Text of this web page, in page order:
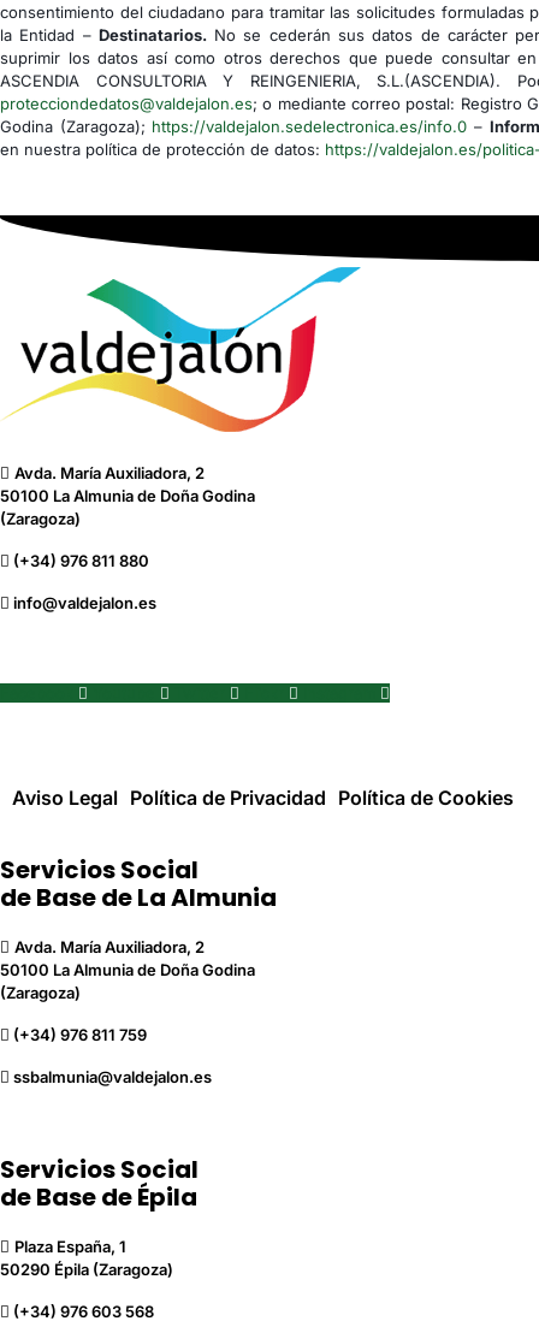
consentimiento del ciudadano para tramitar las solicitudes
la Entidad – Destinatarios.No se cederán sus datos de carácter
suprimir los datos así como otros derechos que puede consultar
ASCENDIA CONSULTORIA Y REINGENIERIA,
protecciondedatos@valdejalon.es; o mediante correo postal: Registro
Godina (Zaragoza); https://valdejalon.sedelectronica.es/info.0 –
en nuestra política de protección de datos: https://valdejalon.es/
Avda. María Auxiliadora, 2
50100 La Almunia de Doña Godina
(Zaragoza)
(+34) 976 811 880
info@valdejalon.es
Aviso Legal Política de Privacidad Política de Cookies
Servicios Social
de Base de La Almunia
Avda. María Auxiliadora, 2
50100 La Almunia de Doña Godina
(Zaragoza)
(+34) 976 811 759
ssbalmunia@valdejalon.es
Servicios Social
de Base de Épila
Plaza España, 1
50290 Épila (Zaragoza)
(+34) 976 603 568